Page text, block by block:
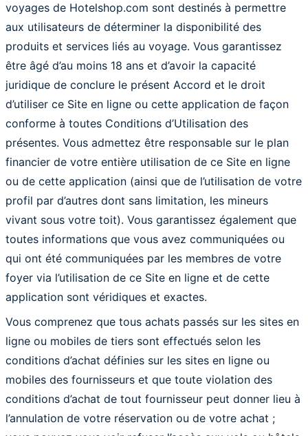
voyages de Hotelshop.com sont destinés à permettre
aux utilisateurs de déterminer la disponibilité des
produits et services liés au voyage. Vous garantissez
être âgé d’au moins 18 ans et d’avoir la capacité
juridique de conclure le présent Accord et le droit
d’utiliser ce Site en ligne ou cette application de façon
conforme à toutes Conditions d’Utilisation des
présentes. Vous admettez être responsable sur le plan
financier de votre entière utilisation de ce Site en ligne
ou de cette application (ainsi que de l’utilisation de votre
profil par d’autres dont sans limitation, les mineurs
vivant sous votre toit). Vous garantissez également que
toutes informations que vous avez communiquées ou
qui ont été communiquées par les membres de votre
foyer via l’utilisation de ce Site en ligne et de cette
application sont véridiques et exactes.
Vous comprenez que tous achats passés sur les sites en
ligne ou mobiles de tiers sont effectués selon les
conditions d’achat définies sur les sites en ligne ou
mobiles des fournisseurs et que toute violation des
conditions d’achat de tout fournisseur peut donner lieu à
l’annulation de votre réservation ou de votre achat ;